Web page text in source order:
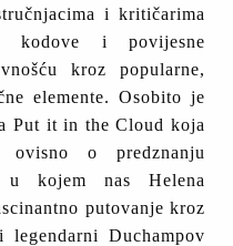
i kritičarima
kodove i povijesne
kroz popularne,
elemente. Osobito je
Put it in the Cloud koja
ovisno o predznanju
kojem nas Helena
putovanje kroz
Duchampov